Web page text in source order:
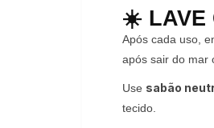
☀️ LAVE
Após cada uso,
após sair do mar
Use sabão
tecido.